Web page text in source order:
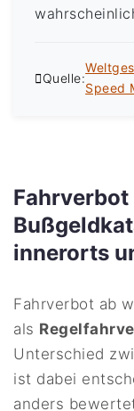
Quelle:
Speed
Fahrverbot
innerorts
Fahrverbot ab
als
Unterschied
ist dabei
anders